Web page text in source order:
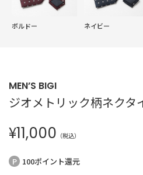
ボルドー ネイビー
MEN’S BIGI
ジオメトリック柄ネクタ
¥11,000 （税込）
100ポイント還元